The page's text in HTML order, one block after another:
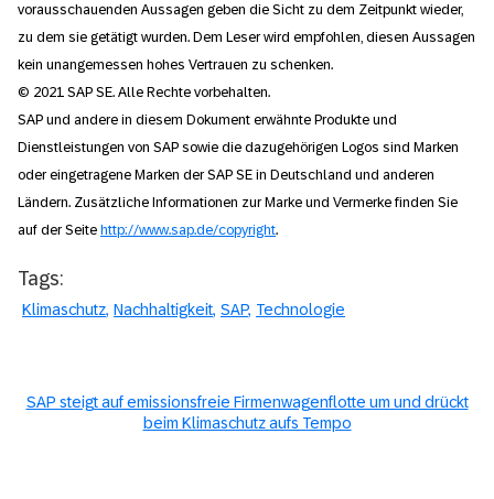
vorausschauenden Aussagen geben die Sicht zu dem Zeitpunkt wieder,
zu dem sie getätigt wurden. Dem Leser wird empfohlen, diesen Aussagen
kein unangemessen hohes Vertrauen zu schenken.
© 2021 SAP SE. Alle Rechte vorbehalten.
SAP und andere in diesem Dokument erwähnte Produkte und
Dienstleistungen von SAP sowie die dazugehörigen Logos sind Marken
oder eingetragene Marken der SAP SE in Deutschland und anderen
Ländern. Zusätzliche Informationen zur Marke und Vermerke finden Sie
auf der Seite http://www.sap.de/copyright.
Tags:
Klimaschutz Nachhaltigkeit SAP Technologie
SAP steigt auf emissionsfreie Firmenwagenflotte um und drückt
beim Klimaschutz aufs Tempo